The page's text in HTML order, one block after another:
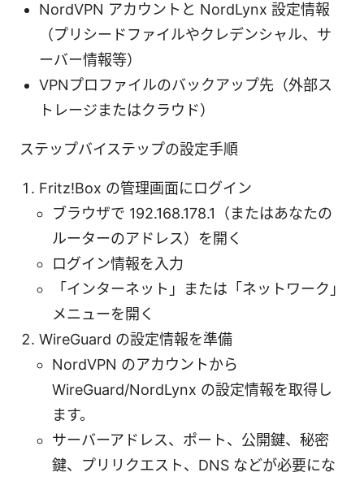
NordVPN アカウントと NordLynx 設定情報
（プリシードファイルやクレデンシャル、サ
ーバー情報等）
VPNプロファイルのバックアップ先（外部ス
トレージまたはクラウド）
ステップバイステップの設定手順
Fritz!Box の管理画面にログイン
ブラウザで 192.168.178.1（またはあなたの
ルーターのアドレス）を開く
ログイン情報を入力
「インターネット」または「ネットワーク」
メニューを開く
WireGuard の設定情報を準備
NordVPN のアカウントから
WireGuard/NordLynx の設定情報を取得し
ます。
サーバーアドレス、ポート、公開鍵、秘密
鍵、プリリクエスト、DNS などが必要にな